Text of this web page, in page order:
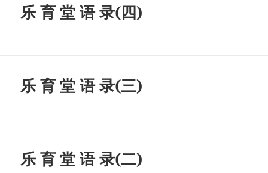
乐 育 堂 语 录(四)
乐 育 堂 语 录(三)
乐 育 堂 语 录(二)